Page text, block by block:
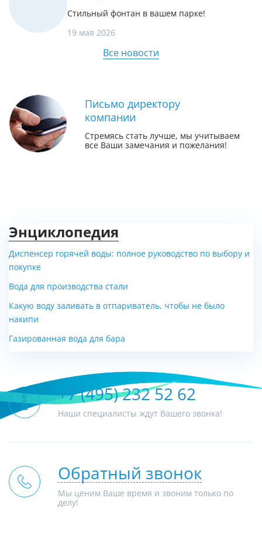
Стильный фонтан в вашем парке!
19 мая 2026
Все новости
Письмо директору
компании
Стремясь стать лучше, мы учитываем
все Ваши замечания и пожелания!
Энциклопедия
Диспенсер горячей воды: полное руководство по выбору и
покупке
Вода для производства стали
Какую воду заливать в отпариватель, чтобы не было
накипи
Газированная вода для бара
+7 (495) 232 52 62
Наши специалисты ждут Вашего звонка!
Обратный звонок
Мы ценим Ваше время и звоним только по
делу!